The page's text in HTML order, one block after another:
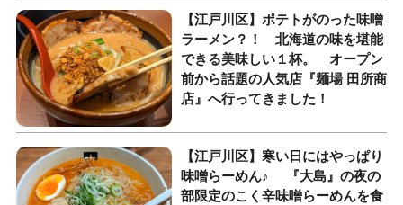
【江戸川区】ポテトがのった味噌
ラーメン？！ 北海道の味を堪能
できる美味しい１杯。 オープン
前から話題の人気店『麺場 田所商
店』へ行ってきました！
【江戸川区】寒い日にはやっぱり
味噌らーめん♪ 『大島』の夜の
部限定のこく辛味噌らーめんを食